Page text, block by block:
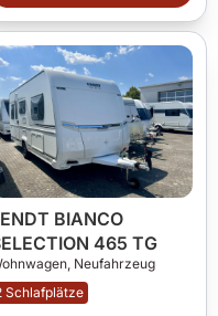
BIANCO
465 TG
Neufahrzeug
Schlafplätze